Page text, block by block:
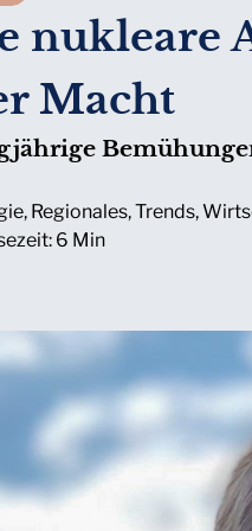
nukleare
Macht
, Regionales,Trends,
6 Min